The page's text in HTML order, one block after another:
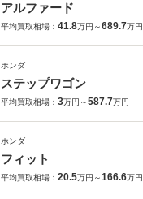
アルファード
平均買取相場： 41.8万円～689.7万円
ホンダ
ステップワゴン
平均買取相場： 3万円～587.7万円
ホンダ
フィット
平均買取相場： 20.5万円～166.6万円